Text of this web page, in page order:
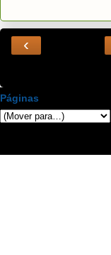
‹
Páginas